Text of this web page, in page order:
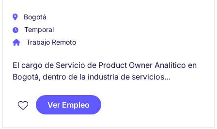
Bogotá
Temporal
Trabajo Remoto
El cargo de Servicio de Product Owner Analítico en
Bogotá, dentro de la industria de servicios
productos tecnológicos con un enfoque analítico.
Este rol temporal busca garantizar el cumplimiento
Ver Empleo